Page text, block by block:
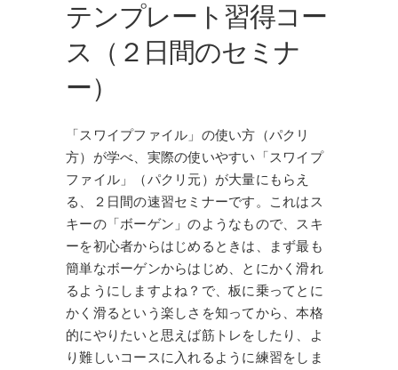
テンプレート習得コー
ス（２日間のセミナ
ー）
「スワイプファイル」の使い方（パクリ
方）が学べ、実際の使いやすい「スワイプ
ファイル」（パクリ元）が大量にもらえ
る、２日間の速習セミナーです。これはス
キーの「ボーゲン」のようなもので、スキ
ーを初心者からはじめるときは、まず最も
簡単なボーゲンからはじめ、とにかく滑れ
るようにしますよね？で、板に乗ってとに
かく滑るという楽しさを知ってから、本格
的にやりたいと思えば筋トレをしたり、よ
り難しいコースに入れるように練習をしま